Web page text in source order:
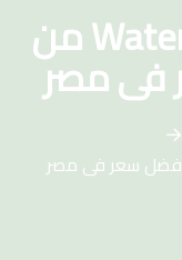
مانع مائى – Water Stop من
فى مصر